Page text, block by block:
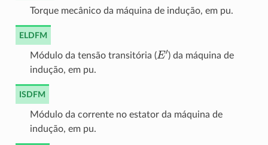
Torque mecânico da máquina de indução, em pu.
ELDFM
Módulo da tensão transitória (E′) da máquina de
indução, em pu.
ISDFM
Módulo da corrente no estator da máquina de
indução, em pu.